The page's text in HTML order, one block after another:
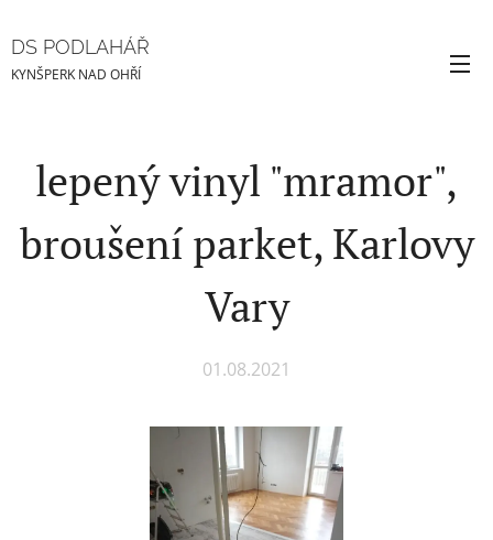
DS PODLAHÁŘ
KYNŠPERK NAD OHŘÍ
lepený vinyl "mramor",
broušení parket, Karlovy
Vary
01.08.2021